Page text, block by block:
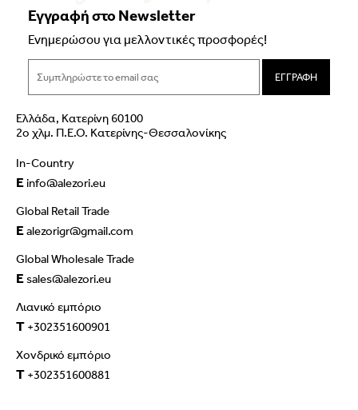
Ελλάδα, Κατερίνη 60100
2ο χλμ. Π.Ε.Ο. Κατερίνης-Θεσσαλονίκης
In-Country
Einfo@alezori.eu
Global Retail Trade
Ealezorigr@gmail.com
Global Wholesale Trade
Esales@alezori.eu
Λιανικό εμπόριο
T +302351600901
Χονδρικό εμπόριο
T +302351600881
Εγγραφή στο Newsletter
Ενημερώσου για μελλοντικές προσφορές!
ΕΓΓΡΑΦΗ